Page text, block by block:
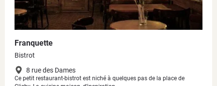
Franquette
Bistrot
8 rue des Dames
Ce petit restaurant-bistrot est niché à quelques pas de la place de